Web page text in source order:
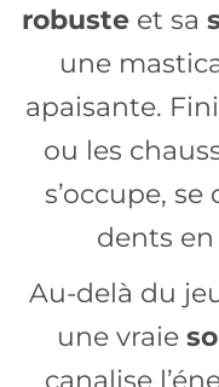
robusteet sa
une
apaisante.
ou les
s’occupe,
dents
Au-delà du
une vraie
canalise